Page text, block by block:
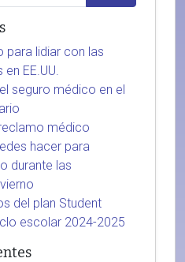
para lidiar con las
EE.UU.
seguro médico en el
médico
hacer para
durante las
del plan Student
escolar 2024-2025